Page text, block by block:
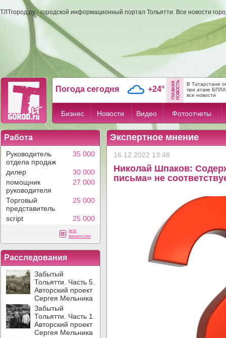
ТЛТгород.ру - городской информационный портал Тольятти. Все новости
Погода сегодня +24°
В Татарстане
при атаке
все новости
Бизнес Новости Видео Фотоотчеты
Работа
Руководитель
отдела продаж
35 000
дилер
30 000
помощник
руководителя
27 000
Торговый
представитель
25 000
script 25 000
все
вакансии
Расследования
Забытый
Тольятти. Часть 5.
Авторский проект
Сергея Мельника
Забытый
Тольятти. Часть 1.
Авторский проект
Сергея Мельника
Экспертное мнение
16.12.2022 13:48
Николай Шпаков:
письма» не